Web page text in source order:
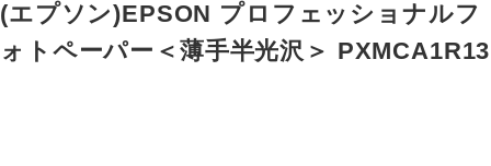
(エプソン)EPSON プロフェッショナルフ
ォトペーパー＜薄手半光沢＞ PXMCA1R13